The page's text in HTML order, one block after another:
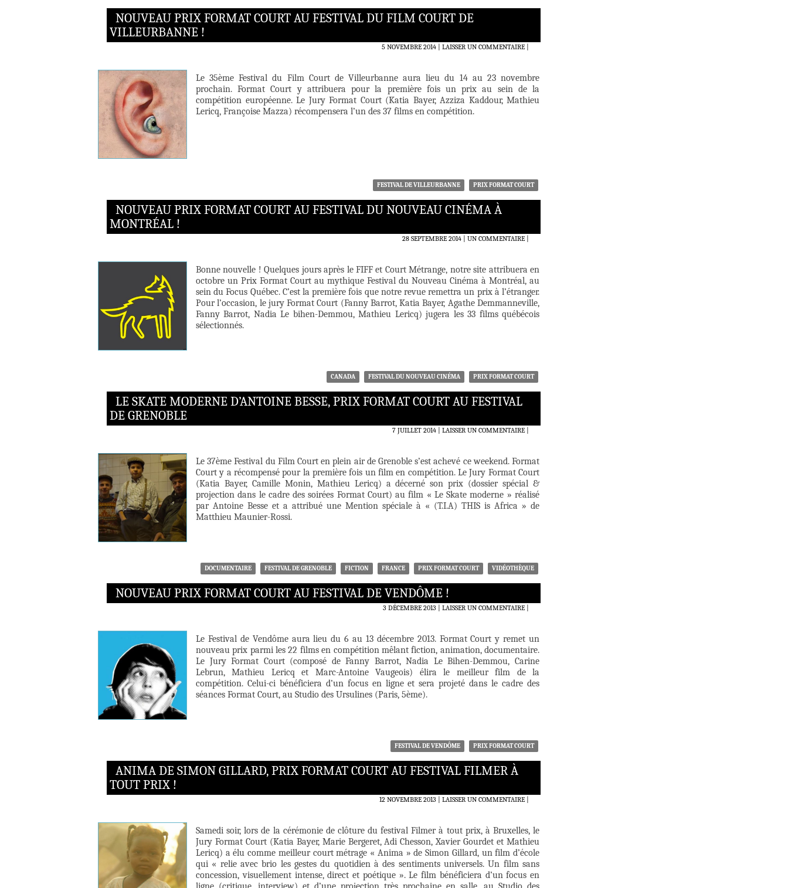
NOUVEAU PRIX FORMAT COURT AU FESTIVAL DU FILM COURT DE
VILLEURBANNE !
5 NOVEMBRE 2014 LAISSER UN COMMENTAIRE|
Le 35ème Festival du Film Court de Villeurbanne aura lieu du 14 au 23 novembre
prochain. Format Court y attribuera pour la première fois un prix au sein de la
compétition européenne. Le Jury Format Court (Katia Bayer, Azziza Kaddour, Mathieu
Lericq, Françoise Mazza) récompensera l’un des 37 films en compétition.
FESTIVAL DE VILLEURBANNE PRIX FORMAT COURT
NOUVEAU PRIX FORMAT COURT AU FESTIVAL DU NOUVEAU CINÉMA À
MONTRÉAL !
28 SEPTEMBRE 2014 UN COMMENTAIRE|
Bonne nouvelle ! Quelques jours après le FIFF et Court Métrange, notre site attribuera en
octobre un Prix Format Court au mythique Festival du Nouveau Cinéma à Montréal, au
sein du Focus Québec. C’est la première fois que notre revue remettra un prix à l’étranger.
Pour l’occasion, le jury Format Court (Fanny Barrot, Katia Bayer, Agathe Demmanneville,
Fanny Barrot, Nadia Le bihen-Demmou, Mathieu Lericq) jugera les 33 films québécois
sélectionnés.
CANADA FESTIVAL DU NOUVEAU CINÉMA PRIX FORMAT COURT
LE SKATE MODERNE D’ANTOINE BESSE, PRIX FORMAT COURT AU FESTIVAL
DE GRENOBLE
7 JUILLET 2014 LAISSER UN COMMENTAIRE|
Le 37ème Festival du Film Court en plein air de Grenoble s’est achevé ce weekend. Format
Court y a récompensé pour la première fois un film en compétition. Le Jury Format Court
(Katia Bayer, Camille Monin, Mathieu Lericq) a décerné son prix (dossier spécial &
projection dans le cadre des soirées Format Court) au film « Le Skate moderne » réalisé
par Antoine Besse et a attribué une Mention spéciale à « (T.I.A) THIS is Africa » de
Matthieu Maunier-Rossi.
DOCUMENTAIRE FESTIVAL DE GRENOBLE FICTION FRANCE PRIX FORMAT COURT VIDÉOTHÈQUE
NOUVEAU PRIX FORMAT COURT AU FESTIVAL DE VENDÔME !
3 DÉCEMBRE 2013 LAISSER UN COMMENTAIRE|
Le Festival de Vendôme aura lieu du 6 au 13 décembre 2013. Format Court y remet un
nouveau prix parmi les 22 films en compétition mêlant fiction, animation, documentaire.
Le Jury Format Court (composé de Fanny Barrot, Nadia Le Bihen-Demmou, Carine
Lebrun, Mathieu Lericq et Marc-Antoine Vaugeois) élira le meilleur film de la
compétition. Celui-ci bénéficiera d’un focus en ligne et sera projeté dans le cadre des
séances Format Court, au Studio des Ursulines (Paris, 5ème).
FESTIVAL DE VENDÔME PRIX FORMAT COURT
ANIMA DE SIMON GILLARD, PRIX FORMAT COURT AU FESTIVAL FILMER À
TOUT PRIX !
12 NOVEMBRE 2013 LAISSER UN COMMENTAIRE|
Samedi soir, lors de la cérémonie de clôture du festival Filmer à tout prix, à Bruxelles, le
Jury Format Court (Katia Bayer, Marie Bergeret, Adi Chesson, Xavier Gourdet et Mathieu
Lericq) a élu comme meilleur court métrage « Anima » de Simon Gillard, un film d’école
qui « relie avec brio les gestes du quotidien à des sentiments universels. Un film sans
concession, visuellement intense, direct et poétique ». Le film bénéficiera d’un focus en